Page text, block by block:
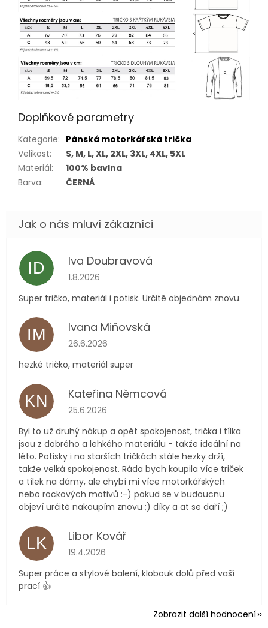
Doplňkové parametry
Kategorie: Pánská motorkářská trička
Velikost:
S, M, L, XL, 2XL, 3XL, 4XL, 5XL
Materiál:
100% bavlna
Barva: ČERNÁ
ID Iva Doubravová
Hodnocení obchodu je 5 z 5 hvězdiček.
1.8.2026
Super tričko, materiál i potisk. Určitě objednám znovu.
IM Ivana Miňovská
Hodnocení obchodu je 5 z 5 hvězdiček.
26.6.2026
hezké tričko, materiál super
KN Kateřina Němcová
Hodnocení obchodu je 5 z 5 hvězdiček.
25.6.2026
Byl to už druhý nákup a opět spokojenost, trička i tílka
jsou z dobrého a lehkého materiálu - takže ideální na
léto. Potisky i na starších tričkách stále hezky drží,
takže velká spokojenost. Ráda bych koupila více triček
a tílek na dámy, ale chybí mi více motorkářských
nebo rockových motivů :-) pokud se v budoucnu
objeví určitě nakoupím znovu ;) díky a at se daří ;)
LK Libor Kovář
Hodnocení obchodu je 5 z 5 hvězdiček.
19.4.2026
Super práce a stylové balení, klobouk dolů před vaší
prací 👍
Zobrazit další hodnocení